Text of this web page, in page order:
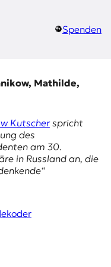
Spenden
Mathilde,
Kutscherspricht
des
am 30.
in Russland an, die